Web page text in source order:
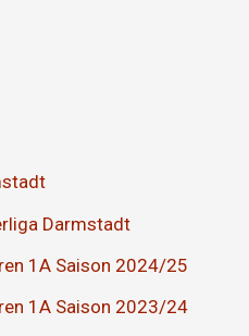
Darmstadt
1A Saison 2024/25
1A Saison 2023/24